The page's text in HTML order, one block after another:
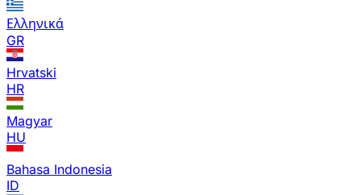
Ελληνικά
GR
Hrvatski
HR
Magyar
HU
Bahasa Indonesia
ID